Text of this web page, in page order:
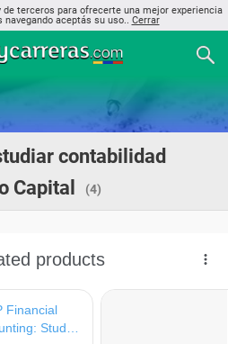
terceros para ofrecerte una mejor experiencia
aceptás su uso.. Cerrar
contabilidad
Capital
(4)